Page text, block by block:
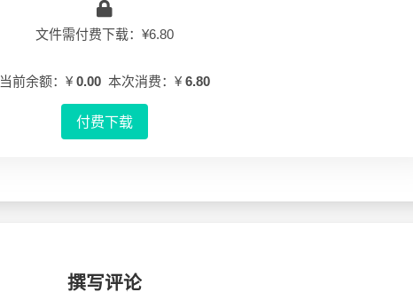
文件需付费下载：¥6.80
当前余额：¥ 0.00 本次消费：¥ 6.80
付费下载
撰写评论